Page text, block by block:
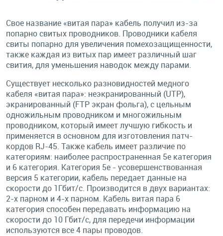
Свое название «витая пара» кабель получил из-за
попарно свитых проводников. Проводники кабеля
свиты попарно для увеличения помехозащищенности,
также каждая из витых пар имеет различный шаг
свития, для уменьшения наводок между парами.
Существует несколько разновидностей медного
кабеля «витая пара»: неэкранированный (UTP),
экранированный (FTP экран фольга), с цельным
одножильным проводником и многожильным
проводником, который имеет лучшую гибкость и
применяется в основном для изготовления патч-
кордов RJ-45. Также кабель имеет различие по
категориям: наиболее распространенная 5e категория
и 6 категория. Категория 5e - усовершенствованная
версия 5 категории, кабель передает данные на
скорости до 1Гбит/с. Производится в двух вариантах:
2-х парном и 4-х парном. Кабель витая пара 6
категория способен передавать информацию на
скорости до 10 Гбит/с, для передечи информации
используются все 4 пары проводов.